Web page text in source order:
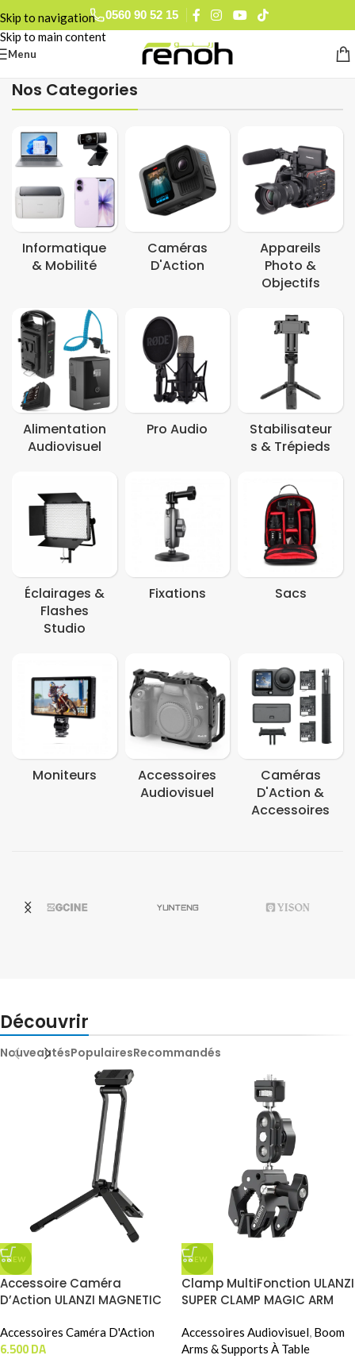
Skip to navigation
Skip to main content
0560 90 52 15
Menu
Nos Categories
Informatique
& Mobilité
Caméras
D'Action
Appareils
Photo &
Objectifs
Alimentation
Audiovisuel
Pro Audio
Stabilisateur
S & Trépieds
Éclairages &
Flashes
Studio
Fixations Sacs
Moniteurs
Accessoires
Audiovisuel
Caméras
D'Action &
Accessoires
Découvrir
NouveautésPopulairesRecommandés
NEW
Accessoire Caméra
D’Action ULANZI MAGNETIC
Action 3/4/5 (MA70)
Accessoires Caméra D'Action
6.500DA
NEW
Clamp MultiFonction ULANZI
SUPER CLAMP MAGIC ARM
CO84)
Accessoires Audiovisuel, Boom
Arms & Supports À Table